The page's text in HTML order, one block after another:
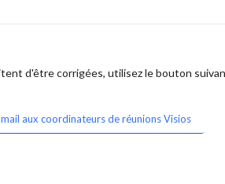
d'être corrigées, utilisez le bouton
aux coordinateurs de réunions Visios